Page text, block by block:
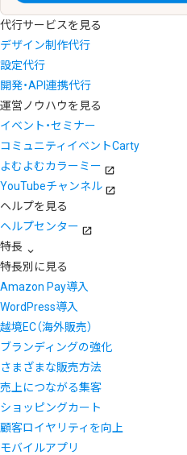
代行サービスを見る
デザイン制作代行
設定代行
開発・API連携代行
運営ノウハウを見る
イベント・セミナー
コミュニティイベントCarty
よむよむカラーミー
YouTubeチャンネル
ヘルプを見る
ヘルプセンター
特長
特長別に見る
Amazon Pay導入
WordPress導入
越境EC（海外販売）
ブランディングの強化
さまざまな販売方法
売上につながる集客
ショッピングカート
顧客ロイヤリティを向上
モバイルアプリ